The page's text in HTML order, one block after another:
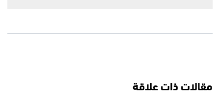
مقالات ذات علاقة